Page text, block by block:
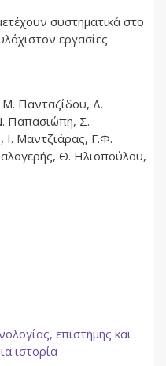
συστηματικά στο
εργασίες.
Πανταζίδου, Δ.
Παπασιώπη, Σ.
Ι. Μαντζιάρας, Γ.Φ.
Θ. Ηλιοπούλου,
επιστήμης και
ιστορία
Φάκελος